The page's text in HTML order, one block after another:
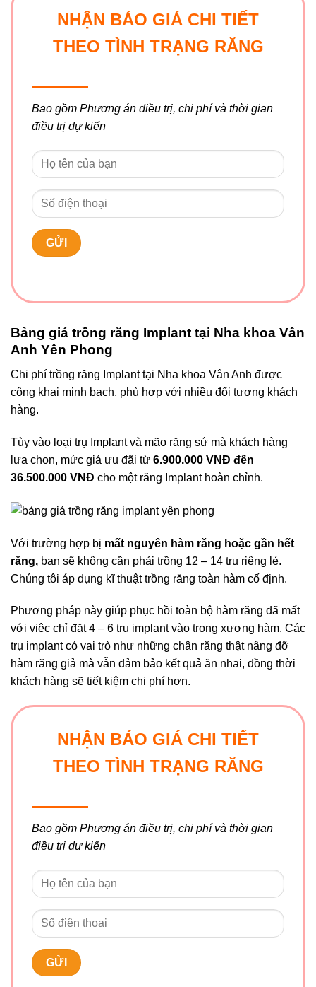
NHẬN BÁO GIÁ CHI TIẾT
THEO TÌNH TRẠNG RĂNG
Bao gồm Phương án điều trị, chi phí và thời gian
điều trị dự kiến
Bảng giá trồng răng Implant tại Nha khoa Vân
Anh Yên Phong
Chi phí trồng răng Implant tại Nha khoa Vân Anh được
công khai minh bạch, phù hợp với nhiều đối tượng khách
hàng.
Tùy vào loại trụ Implant và mão răng sứ mà khách hàng
lựa chọn, mức giá ưu đãi từ 6.900.000 VNĐ đến
36.500.000 VNĐ cho một răng Implant hoàn chỉnh.
Với trường hợp bị mất nguyên hàm răng hoặc gần hết
răng, bạn sẽ không cần phải trồng 12 – 14 trụ riêng lẻ.
Chúng tôi áp dụng kĩ thuật trồng răng toàn hàm cố định.
Phương pháp này giúp phục hồi toàn bộ hàm răng đã mất
với việc chỉ đặt 4 – 6 trụ implant vào trong xương hàm. Các
trụ implant có vai trò như những chân răng thật nâng đỡ
hàm răng giả mà vẫn đảm bảo kết quả ăn nhai, đồng thời
khách hàng sẽ tiết kiệm chi phí hơn.
NHẬN BÁO GIÁ CHI TIẾT
THEO TÌNH TRẠNG RĂNG
Bao gồm Phương án điều trị, chi phí và thời gian
điều trị dự kiến